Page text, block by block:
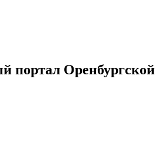
Оренбургской